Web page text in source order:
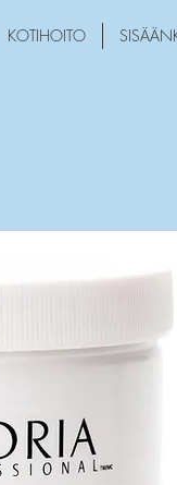
KOTIHOITO